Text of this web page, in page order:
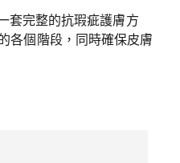
套完整的抗瑕疵護膚方
各個階段，同時確保皮膚